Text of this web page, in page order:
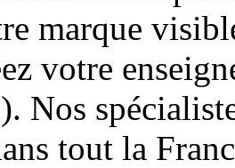
marque
votre
Nos
tout la